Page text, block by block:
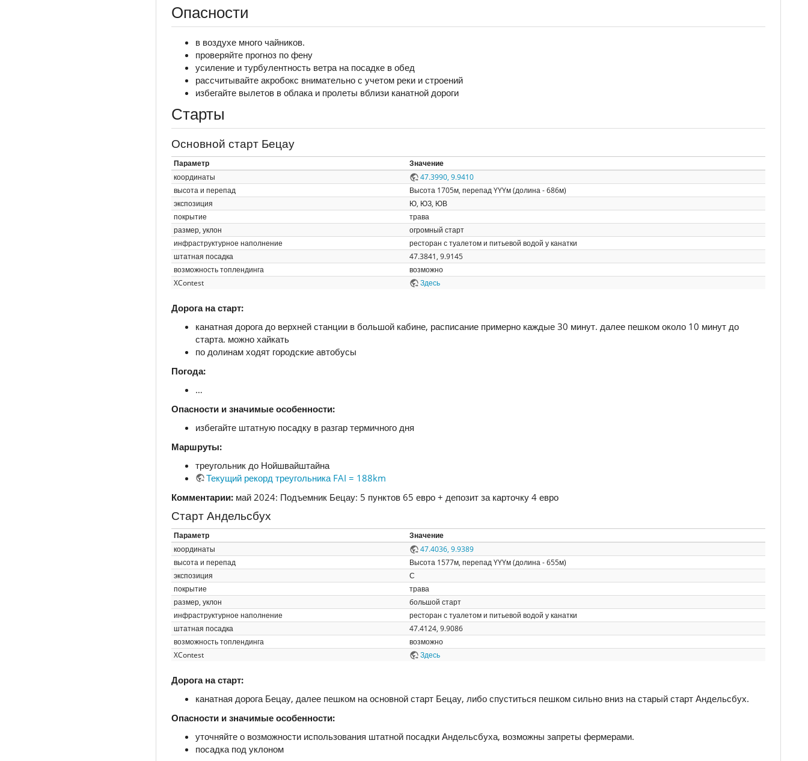
Опасности
в воздухе много чайников.
проверяйте прогноз по фену
усиление и турбулентность ветра на посадке в обед
рассчитывайте акробокс внимательно с учетом реки и строений
избегайте вылетов в облака и пролеты вблизи канатной дороги
Старты
Основной старт Бецау
Параметр
Значение
координаты
47.3990, 9.9410
высота и перепад
Высота 1705м, перепад YYYм (долина - 686м)
экспозиция
Ю, ЮЗ, ЮВ
покрытие
трава
размер, уклон
огромный старт
инфраструктурное наполнение
ресторан с туалетом и питьевой водой у канатки
штатная посадка
47.3841, 9.9145
возможность топлендинга
возможно
XContest
Здесь
Дорога на старт:
канатная дорога до верхней станции в большой кабине, расписание примерно каждые 30 минут. далее пешком около 10 минут до
старта. можно хайкать
по долинам ходят городские автобусы
Погода:
…
Опасности и значимые особенности:
избегайте штатную посадку в разгар термичного дня
Маршруты:
треугольник до Нойшвайштайна
Текущий рекорд треугольника FAI = 188km
Комментарии: май 2024: Подъемник Бецау: 5 пунктов 65 евро + депозит за карточку 4 евро
Старт Андельсбух
Параметр
Значение
координаты
47.4036, 9.9389
высота и перепад
Высота 1577м, перепад YYYм (долина - 655м)
экспозиция
С
покрытие
трава
размер, уклон
большой старт
инфраструктурное наполнение
ресторан с туалетом и питьевой водой у канатки
штатная посадка
47.4124, 9.9086
возможность топлендинга
возможно
XContest
Здесь
Дорога на старт:
канатная дорога Бецау, далее пешком на основной старт Бецау, либо спуститься пешком сильно вниз на старый старт Андельсбух.
Опасности и значимые особенности:
уточняйте о возможности использования штатной посадки Андельсбуха, возможны запреты фермерами.
посадка под уклоном